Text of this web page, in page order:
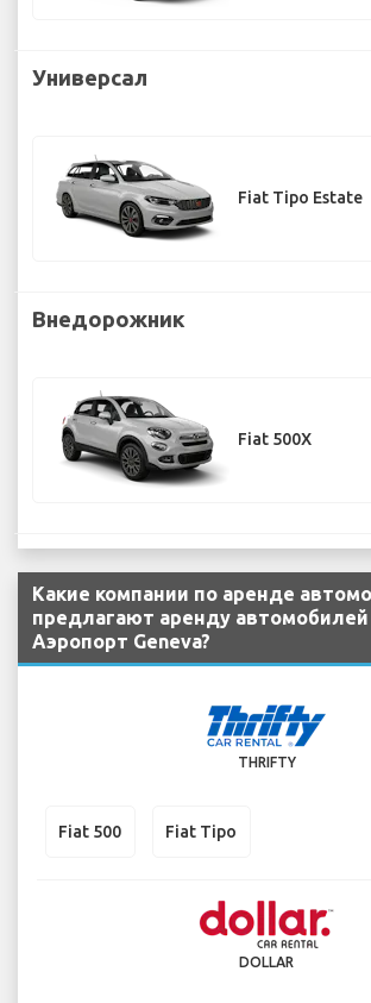
Универсал
Fiat Tipo Estate
Внедорожник
Fiat 500X
Какие компании по аренде
предлагают аренду автомобилей
Аэропорт Geneva?
THRIFTY
Fiat 500 Fiat Tipo
DOLLAR